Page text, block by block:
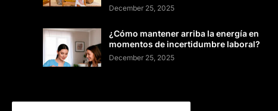
December 25, 2025
¿Cómo mantener arriba la energía en
momentos de incertidumbre laboral?
December 25, 2025